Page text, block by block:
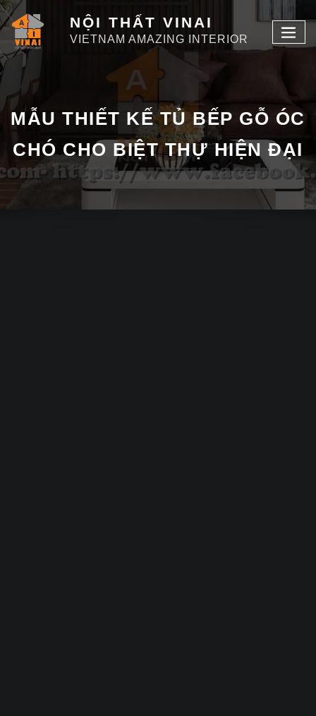
NỘI THẤT VINAI
VIETNAM AMAZING INTERIOR
MẪU THIẾT KẾ TỦ BẾP GỖ ÓC
CHÓ CHO BIỆT THỰ HIỆN ĐẠI